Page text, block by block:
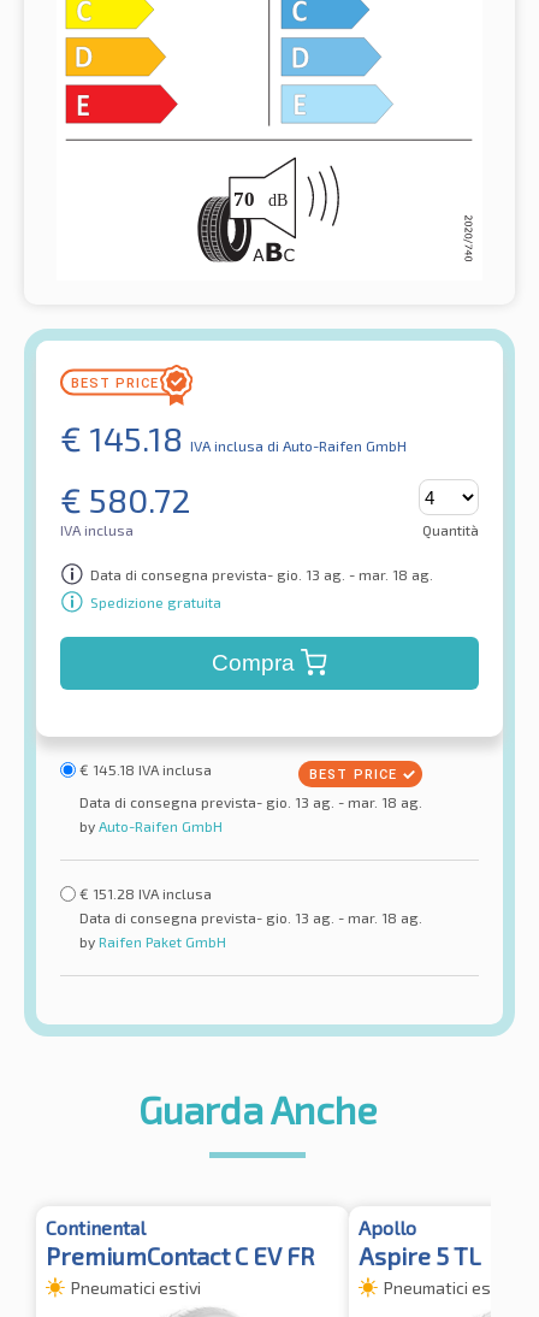
€ 145.18 IVA inclusa di Auto-Raifen GmbH
€ 580.72
IVA inclusa Quantità
Data di consegna prevista- gio. 13 ag. - mar. 18 ag.
Spedizione gratuita
Compra
€ 145.18 IVA inclusa
Data di consegna prevista- gio. 13 ag. - mar. 18 ag.
by Auto-Raifen GmbH
€ 151.28 IVA inclusa
Data di consegna prevista- gio. 13 ag. - mar. 18 ag.
by Raifen Paket GmbH
Guarda Anche
Continental
PremiumContact C EV FR
Pneumatici estivi
Apollo
Aspire 5 TL
Pneumatici estivi